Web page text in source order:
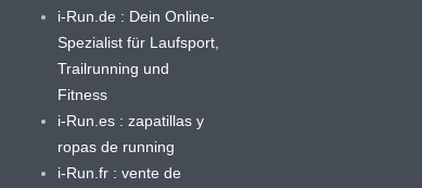
i-Run.de : Dein Online-
Spezialist für Laufsport,
Trailrunning und
Fitness
i-Run.es : zapatillas y
ropas de running
i-Run.fr : vente de